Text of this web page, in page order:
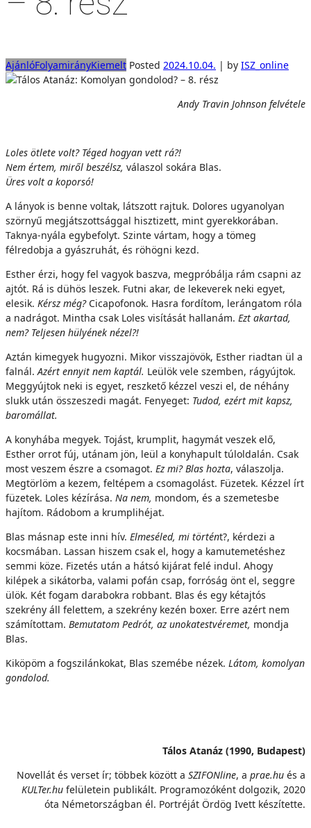
AjánlóFolyamirányKiemelt Posted 2024.10.04. | by ISZ_online
Andy Travin Johnson felvétele
Loles ötlete volt? Téged hogyan vett rá?!
Nem értem, miről beszélsz, válaszol sokára Blas.
Üres volt a koporsó!
A lányok is benne voltak, látszott rajtuk. Dolores ugyanolyan
szörnyű megjátszottsággal hisztizett, mint gyerekkorában.
Taknya-nyála egybefolyt. Szinte vártam, hogy a tömeg
félredobja a gyászruhát, és röhögni kezd.
Esther érzi, hogy fel vagyok baszva, megpróbálja rám csapni az
ajtót. Rá is dühös leszek. Futni akar, de lekeverek neki egyet,
elesik. Kérsz még?Cicapofonok. Hasra fordítom, lerángatom róla
a nadrágot. Mintha csak Loles visítását hallanám. Ezt akartad,
nem? Teljesen hülyének nézel?!
Aztán kimegyek hugyozni. Mikor visszajövök, Esther riadtan ül a
falnál.Azért ennyit nem kaptál. Leülök vele szemben, rágyújtok.
Meggyújtok neki is egyet, reszkető kézzel veszi el, de néhány
slukk után összeszedi magát. Fenyeget: Tudod, ezért mit kapsz,
baromállat.
A konyhába megyek. Tojást, krumplit, hagymát veszek elő,
Esther orrot fúj, utánam jön, leül a konyhapult túloldalán. Csak
most veszem észre a csomagot. Ez mi? Blas hozta, válaszolja.
Megtörlöm a kezem, feltépem a csomagolást. Füzetek. Kézzel írt
füzetek. Loles kézírása. Na nem, mondom, és a szemetesbe
hajítom. Rádobom a krumplihéjat.
Blas másnap este inni hív. Elmeséled, mi történt?, kérdezi a
kocsmában. Lassan hiszem csak el, hogy a kamutemetéshez
semmi köze. Fizetés után a hátsó kijárat felé indul. Ahogy
kilépek a sikátorba, valami pofán csap, forróság önt el, seggre
ülök. Két fogam darabokra robbant. Blas és egy kétajtós
szekrény áll felettem, a szekrény kezén boxer. Erre azért nem
számítottam. Bemutatom Pedrót, az unokatestvéremet, mondja
Blas.
Kiköpöm a fogszilánkokat, Blas szemébe nézek. Látom, komolyan
gondolod.
Tálos Atanáz (1990, Budapest)
Novellát és verset ír; többek között a SZIFONline, a prae.hu és a
KULTer.hu felületein publikált. Programozóként dolgozik, 2020
óta Németországban él. Portréját Ördög Ivett készítette.